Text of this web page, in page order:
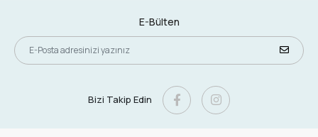
E-Bülten
Bizi Takip Edin